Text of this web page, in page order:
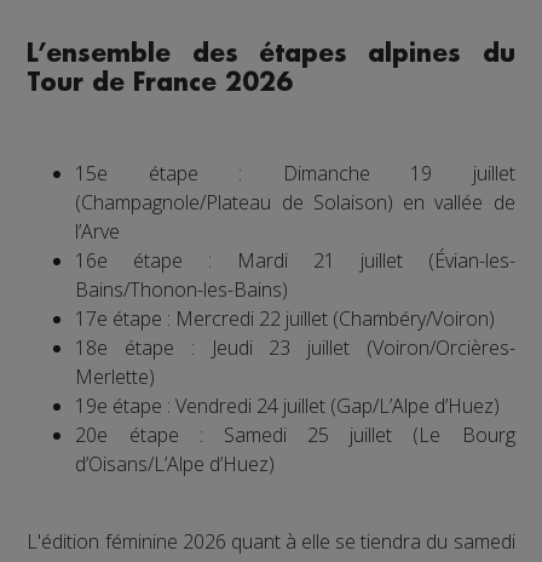
L’ensemble des étapes alpines du
Tour de France 2026
15e étape : Dimanche 19 juillet
(Champagnole/Plateau de Solaison) en vallée de
l’Arve
16e étape : Mardi 21 juillet (Évian-les-
Bains/Thonon-les-Bains)
17e étape : Mercredi 22 juillet (Chambéry/Voiron)
18e étape : Jeudi 23 juillet (Voiron/Orcières-
Merlette)
19e étape : Vendredi 24 juillet (Gap/L’Alpe d’Huez)
20e étape : Samedi 25 juillet (Le Bourg
d’Oisans/L’Alpe d’Huez)
L'édition féminine 2026 quant à elle se tiendra du samedi